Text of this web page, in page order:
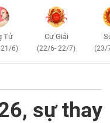
Tử
6)
Cự Giải
(22/6- 22/7) (23/
sự thay